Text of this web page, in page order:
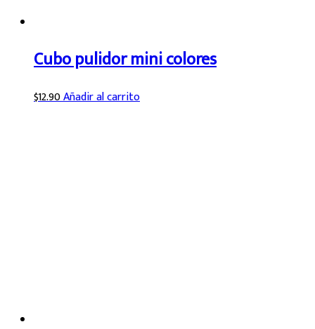
Cubo pulidor mini colores
$12.90Añadir al carrito